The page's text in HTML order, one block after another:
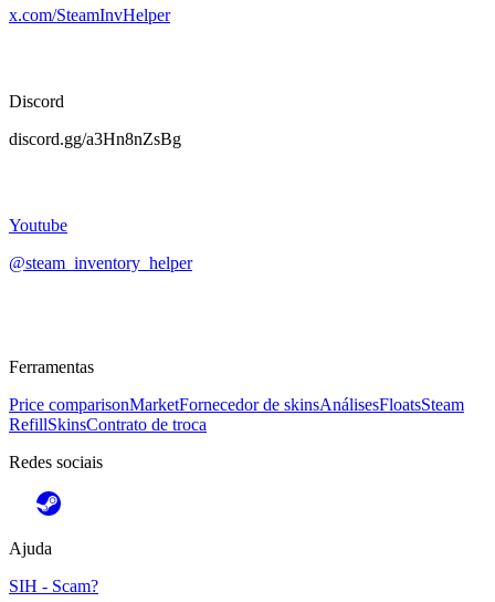
x.com/SteamInvHelper
Discord
discord.gg/a3Hn8nZsBg
Youtube
@steam_inventory_helper
Ferramentas
Price comparisonMarketFornecedor de skinsAnálisesFloatsSteam
RefillSkinsContrato de troca
Redes sociais
Ajuda
SIH - Scam?